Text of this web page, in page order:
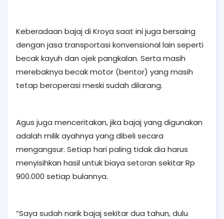
Keberadaan bajaj di Kroya saat ini juga bersaing
dengan jasa transportasi konvensional lain seperti
becak kayuh dan ojek pangkalan. Serta masih
merebaknya becak motor (bentor) yang masih
tetap beroperasi meski sudah dilarang.
Agus juga menceritakan, jika bajaj yang digunakan
adalah milik ayahnya yang dibeli secara
mengangsur. Setiap hari paling tidak dia harus
menyisihkan hasil untuk biaya setoran sekitar Rp
900.000 setiap bulannya.
“Saya sudah narik bajaj sekitar dua tahun, dulu